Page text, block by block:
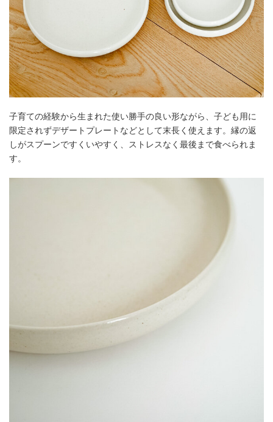
子育ての経験から生まれた使い勝手の良い形ながら、子ども用に
限定されずデザートプレートなどとして末長く使えます。縁の返
しがスプーンですくいやすく、ストレスなく最後まで食べられま
す。